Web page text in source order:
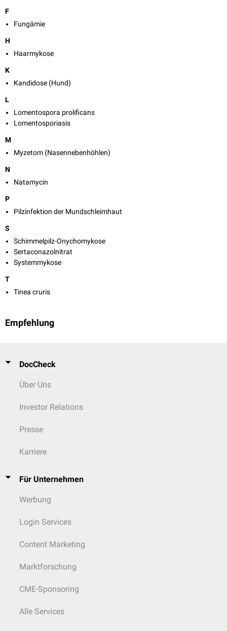
F
Fungämie
H
Haarmykose
K
Kandidose (Hund)
L
Lomentospora prolificans
Lomentosporiasis
M
Myzetom (Nasennebenhöhlen)
N
Natamycin
P
Pilzinfektion der Mundschleimhaut
S
Schimmelpilz-Onychomykose
Sertaconazolnitrat
Systemmykose
T
Tinea cruris
Empfehlung
DocCheck
Über Uns
Investor Relations
Presse
Karriere
Für Unternehmen
Werbung
Login Services
Content Marketing
Marktforschung
CME-Sponsoring
Alle Services